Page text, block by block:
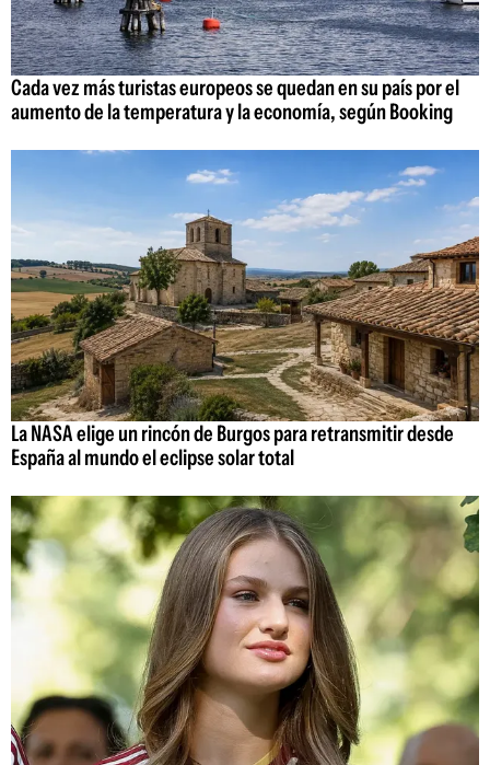
Cada vez más turistas europeos se quedan en su país por el
aumento de la temperatura y la economía, según Booking
La NASA elige un rincón de Burgos para retransmitir desde
España al mundo el eclipse solar total